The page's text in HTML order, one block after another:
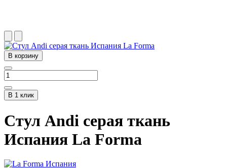
В корзину
В 1 клик
Стул Andi серая ткань
Испания La Forma